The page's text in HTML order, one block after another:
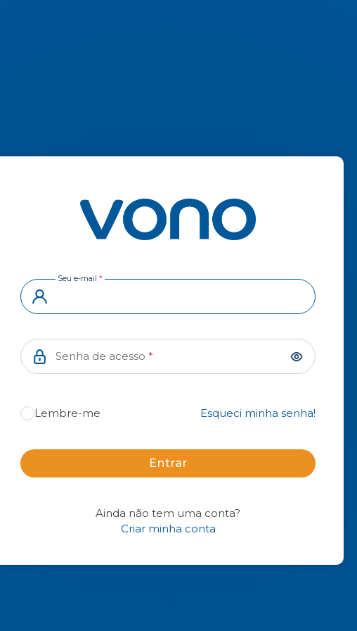
Seu e-mail *
Senha de acesso *
Lembre-me Esqueci minha senha!
Entrar
Ainda não tem uma conta?
Criar minha conta